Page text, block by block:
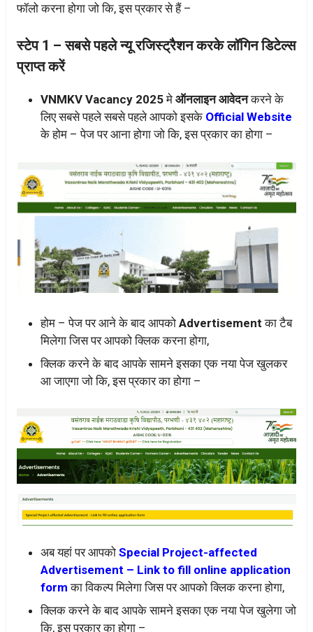
फॉलो करना होगा जो कि, इस प्रकार से हैं –
स्टेप 1 – सबसे पहले न्यू रजिस्ट्रैशन करके लॉगिन डिटेल्स
प्राप्त करें
VNMKV Vacancy 2025मे ऑनलाइन आवेदनकरने के
लिए सबसे पहले सबसे पहले आपको इसके Official Website
के होम – पेज पर आना होगा जो कि, इस प्रकार का होगा –
होम – पेज पर आने के बाद आपको Advertisement का टैब
मिलेगा जिस पर आपको क्लिक करना होगा,
क्लिक करने के बाद आपके सामने इसका एक नया पेज खुलकर
आ जाएगा जो कि, इस प्रकार का होगा –
अब यहां पर आपको Special Project-affected
Advertisement – Link to fill online application
form का विकल्प मिलेगा जिस पर आपको क्लिक करना होगा,
क्लिक करने के बाद आपके सामने इसका एक नया पेज खुलेगा जो
कि, इस प्रकार का होगा –